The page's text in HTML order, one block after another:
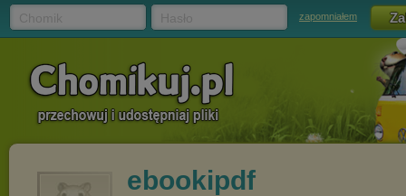
zapomniałem
ebookipdf